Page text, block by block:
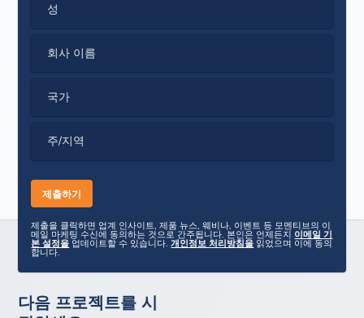
성
회사 이름
국가
주/지역
제출을 클릭하면 업계 인사이트, 제품 뉴스, 웨비나, 이벤트 등 모멘티브의 이
메일 마케팅 수신에 동의하는 것으로 간주됩니다. 본인은 언제든지 이메일 기
본 설정을업데이트할 수 있습니다.개인정보 처리방침을 읽었으며 이에 동의
합니다.
다음 프로젝트를 시